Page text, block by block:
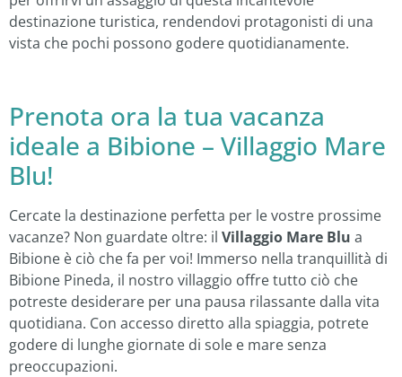
destinazione turistica, rendendovi protagonisti di una
vista che pochi possono godere quotidianamente.
Prenota ora la tua vacanza
ideale a Bibione – Villaggio Mare
Blu!
Cercate la destinazione perfetta per le vostre prossime
vacanze? Non guardate oltre: il Villaggio Mare Blu a
Bibione è ciò che fa per voi! Immerso nella tranquillità di
Bibione Pineda, il nostro villaggio offre tutto ciò che
potreste desiderare per una pausa rilassante dalla vita
quotidiana. Con accesso diretto alla spiaggia, potrete
godere di lunghe giornate di sole e mare senza
preoccupazioni.